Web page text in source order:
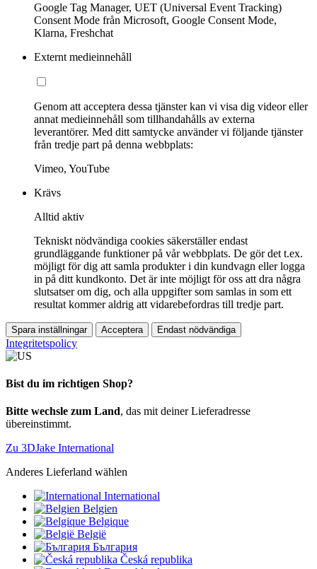
Google Tag Manager, UET (Universal Event Tracking)
Consent Mode från Microsoft, Google Consent Mode,
Klarna, Freshchat
Externt medieinnehåll
Genom att acceptera dessa tjänster kan vi visa dig videor eller
annat medieinnehåll som tillhandahålls av externa
leverantörer. Med ditt samtycke använder vi följande tjänster
från tredje part på denna webbplats:
Vimeo, YouTube
Krävs
Alltid aktiv
Tekniskt nödvändiga cookies säkerställer endast
grundläggande funktioner på vår webbplats. De gör det t.ex.
möjligt för dig att samla produkter i din kundvagn eller logga
in på ditt kundkonto. Det är inte möjligt för oss att dra några
slutsatser om dig, och alla uppgifter som samlas in som ett
resultat kommer aldrig att vidarebefordras till tredje part.
Spara inställningar Acceptera Endast nödvändiga
Integritetspolicy
Bist du im richtigen Shop?
Bitte wechsle zum Land, das mit deiner Lieferadresse
übereinstimmt.
Zu 3DJake International
Anderes Lieferland wählen
International
Belgien
Belgique
België
България
Česká republika